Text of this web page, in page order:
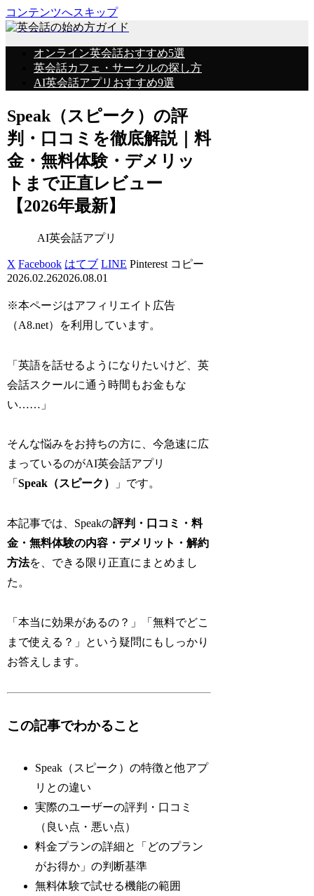
コンテンツへスキップ
オンライン英会話おすすめ5選
英会話カフェ・サークルの探し方
AI英会話アプリおすすめ9選
Speak（スピーク）の評
判・口コミを徹底解説｜料
金・無料体験・デメリッ
トまで正直レビュー
【2026年最新】
AI英会話アプリ
X Facebook はてブ LINE Pinterest コピー
2026.02.262026.08.01
※本ページはアフィリエイト広告
（A8.net）を利用しています。
「英語を話せるようになりたいけど、英
会話スクールに通う時間もお金もな
い……」
そんな悩みをお持ちの方に、今急速に広
まっているのがAI英会話アプリ
「Speak（スピーク） 」です。
本記事では、Speakの評判・口コミ・料
金・無料体験の内容・デメリット・解約
方法を、できる限り正直にまとめまし
た。
「本当に効果があるの？」「無料でどこ
まで使える？」という疑問にもしっかり
お答えします。
この記事でわかること
Speak（スピーク）の特徴と他アプ
リとの違い
実際のユーザーの評判・口コミ
（良い点・悪い点）
料金プランの詳細と「どのプラン
がお得か」の判断基準
無料体験で試せる機能の範囲